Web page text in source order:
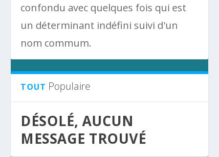
confondu avec quelques fois qui est
un déterminant indéfini suivi d'un
nom commum.
TOUT Populaire
DÉSOLÉ, AUCUN
MESSAGE TROUVÉ